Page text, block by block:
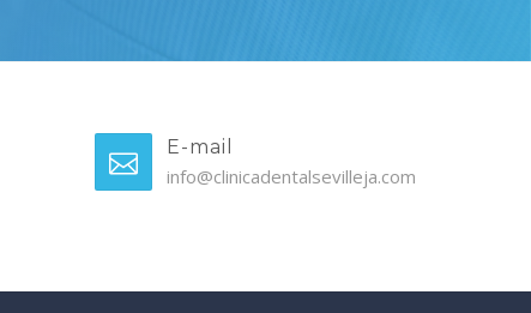
E-mail
info@clinicadentalsevilleja.com